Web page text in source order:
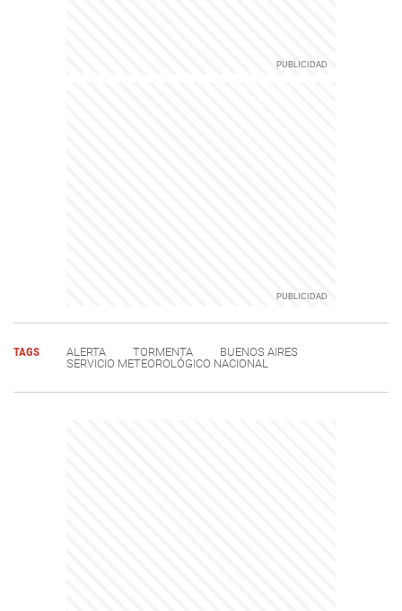
TAGS ALERTA TORMENTA
BUENOS AIRES
SERVICIO METEOROLÓGICO NACIONAL